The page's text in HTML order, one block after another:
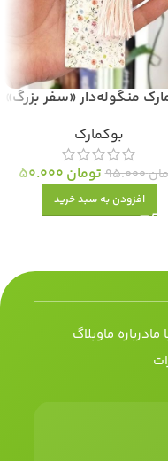
منگوله‌دار «سفر بزرگ»
بوکمارک
95.000 تومان
افزودن به سبد خرید
مادرباره ماوبلاگ